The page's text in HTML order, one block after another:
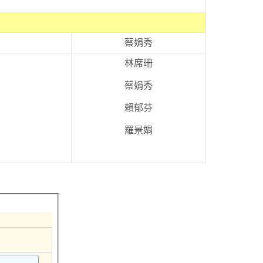
蔡娟秀
林席珊
蔡娟秀
賴郁芬
羅景娟